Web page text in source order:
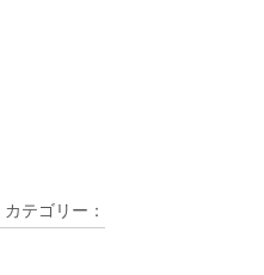
テゴリー：